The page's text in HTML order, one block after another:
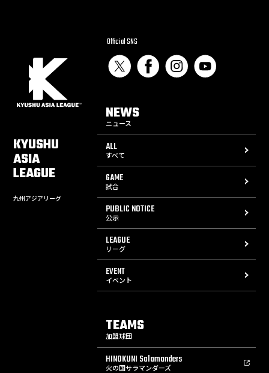
KYUSHU
ASIA
LEAGUE
九州アジアリーグ
Official SNS
NEWS
ニュース
ALL
すべて
GAME
試合
PUBLIC NOTICE
公示
LEAGUE
リーグ
EVENT
イベント
TEAMS
加盟球団
HINOKUNI Salamanders
火の国サラマンダーズ